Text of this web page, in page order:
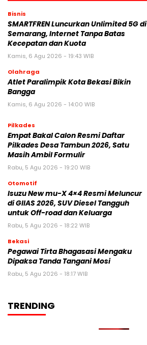
Bisnis
SMARTFREN Luncurkan Unlimited 5G di
Semarang, Internet Tanpa Batas
Kecepatan dan Kuota
Kamis, 6 Agu 2026 - 19:43 WIB
Olahraga
Atlet Paralimpik Kota Bekasi Bikin
Bangga
Kamis, 6 Agu 2026 - 14:00 WIB
Pilkades
Empat Bakal Calon Resmi Daftar
Pilkades Desa Tambun 2026, Satu
Masih Ambil Formulir
Rabu, 5 Agu 2026 - 19:20 WIB
Otomotif
Isuzu New mu-X 4×4 Resmi Meluncur
di GIIAS 2026, SUV Diesel Tangguh
untuk Off-road dan Keluarga
Rabu, 5 Agu 2026 - 18:22 WIB
Bekasi
Pegawai Tirta Bhagasasi Mengaku
Dipaksa Tanda Tangani Mosi
Rabu, 5 Agu 2026 - 18:17 WIB
TRENDING